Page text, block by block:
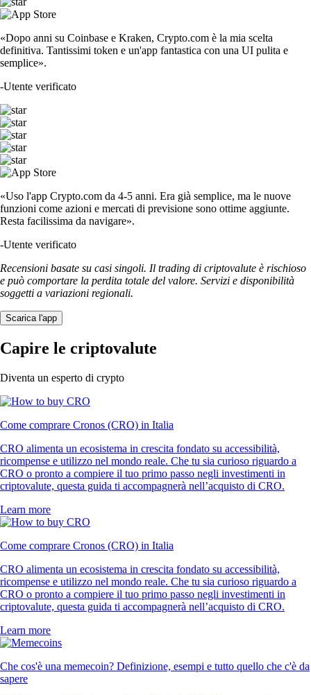
«Dopo anni su Coinbase e Kraken, Crypto.com è la mia scelta
definitiva. Tantissimi token e un'app fantastica con una UI pulita e
semplice».
-Utente verificato
«Uso l'app Crypto.com da 4-5 anni. Era già semplice, ma le nuove
funzioni come azioni e mercati di previsione sono ottime aggiunte.
Resta facilissima da navigare».
-Utente verificato
Recensioni basate su casi singoli. Il trading di criptovalute è rischioso
e può comportare la perdita totale del valore. Servizi e disponibilità
soggetti a variazioni regionali.
Scarica l'app
Capire le criptovalute
Diventa un esperto di crypto
Come comprare Cronos (CRO) in Italia
CRO alimenta un ecosistema in crescita fondato su accessibilità,
ricompense e utilizzo nel mondo reale. Che tu sia curioso riguardo a
CRO o pronto a compiere il tuo primo passo negli investimenti in
criptovalute, questa guida ti accompagnerà nell’acquisto di CRO.
Learn more
Come comprare Cronos (CRO) in Italia
CRO alimenta un ecosistema in crescita fondato su accessibilità,
ricompense e utilizzo nel mondo reale. Che tu sia curioso riguardo a
CRO o pronto a compiere il tuo primo passo negli investimenti in
criptovalute, questa guida ti accompagnerà nell’acquisto di CRO.
Learn more
Che cos'è una memecoin? Definizione, esempi e tutto quello che c'è da
sapere